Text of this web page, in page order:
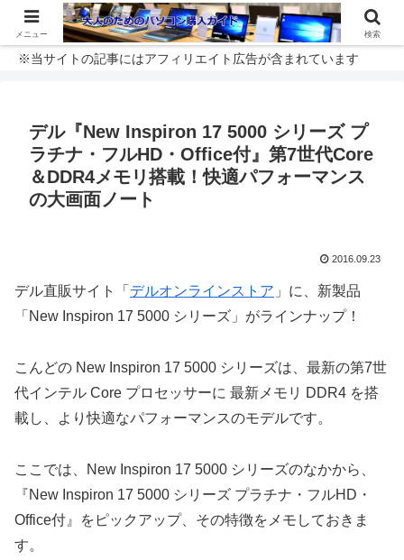
※当サイトの記事にはアフィリエイト広告が含まれています
デル『New Inspiron 17 5000 シリーズ プ
ラチナ・フルHD・Office付』第7世代Core
＆DDR4メモリ搭載！快適パフォーマンス
の大画面ノート
2016.09.23
デル直販サイト「 デルオンラインストア 」に、新製品
「New Inspiron 17 5000 シリーズ」がラインナップ！
こんどの New Inspiron 17 5000 シリーズは、最新の第7世
代インテル Core プロセッサーに 最新メモリ DDR4 を搭
載し、より快適なパフォーマンスのモデルです。
ここでは、New Inspiron 17 5000 シリーズのなかから、
『New Inspiron 17 5000 シリーズ プラチナ・フルHD・
Office付』をピックアップ、その特徴をメモしておきま
す。
メニュー 検索